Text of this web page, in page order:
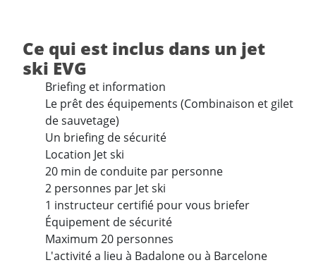
Ce qui est inclus dans un jet
ski EVG
Briefing et information
Le prêt des équipements (Combinaison et gilet
de sauvetage)
Un briefing de sécurité
Location Jet ski
20 min de conduite par personne
2 personnes par Jet ski
1 instructeur certifié pour vous briefer
Équipement de sécurité
Maximum 20 personnes
L'activité a lieu à Badalone ou à Barcelone